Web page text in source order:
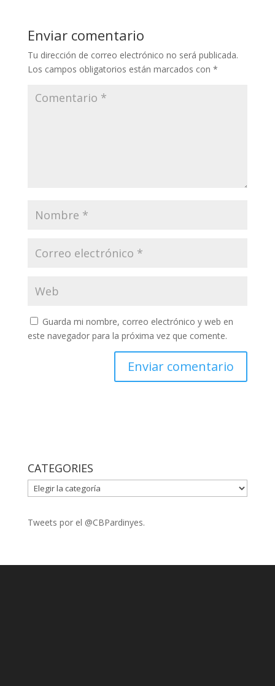
Enviar comentario
Tu dirección de correo electrónico no será publicada.
Los campos obligatorios están marcados con *
Guarda mi nombre, correo electrónico y web en
este navegador para la próxima vez que comente.
CATEGORIES
CATEGORIES
Tweets por el @CBPardinyes.